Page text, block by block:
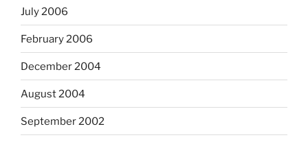
July 2006
February 2006
December 2004
August 2004
September 2002